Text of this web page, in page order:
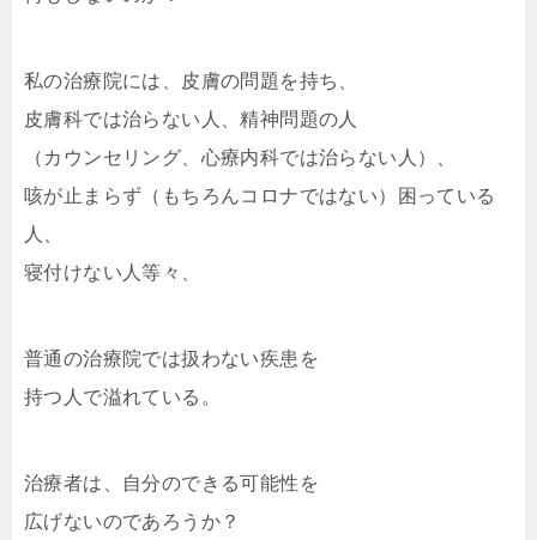
私の治療院には、皮膚の問題を持ち、
皮膚科では治らない人、精神問題の人
（カウンセリング、心療内科では治らない人）、
咳が止まらず（もちろんコロナではない）困っている
人、
寝付けない人等々、
普通の治療院では扱わない疾患を
持つ人で溢れている。
治療者は、自分のできる可能性を
広げないのであろうか？